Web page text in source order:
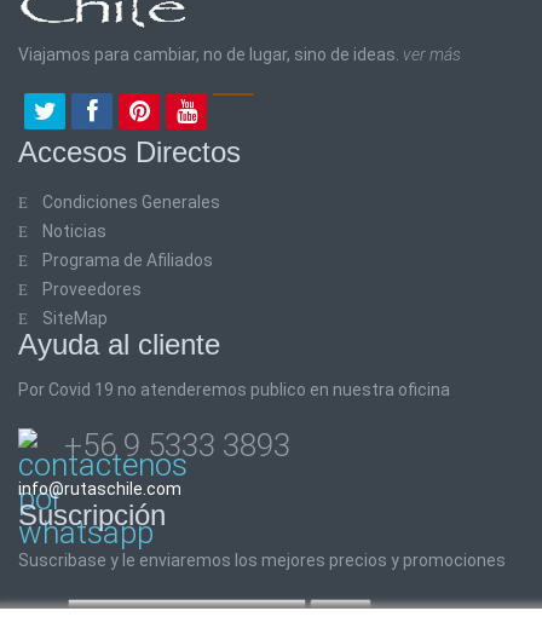
Viajamos para cambiar, no de lugar, sino de ideas. ver más
Accesos Directos
Condiciones Generales
Noticias
Programa de Afiliados
Proveedores
SiteMap
Ayuda al cliente
Por Covid 19 no atenderemos publico en nuestra oficina
+56 9 5333 3893
info@rutaschile.com
Suscripción
Suscribase y le enviaremos los mejores precios y promociones